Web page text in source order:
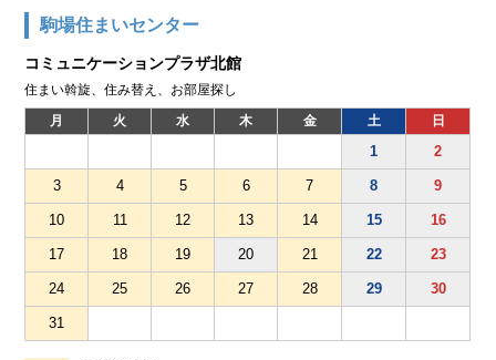
駒場住まいセンター
コミュニケーションプラザ北館
住まい斡旋、住み替え、お部屋探し
月 火 水 木 金 土 日
1 2
3 4 5 6 7 8 9
10 11 12 13 14 15 16
17 18 19 20 21 22 23
24 25 26 27 28 29 30
31